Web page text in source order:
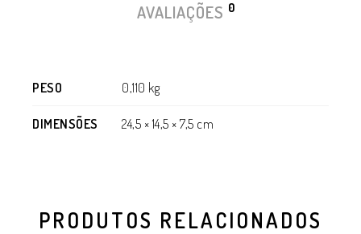
AVALIAÇÕES 0
PESO 0,110 kg
DIMENSÕES 24,5 × 14,5 × 7,5 cm
PRODUTOS RELACIONADOS